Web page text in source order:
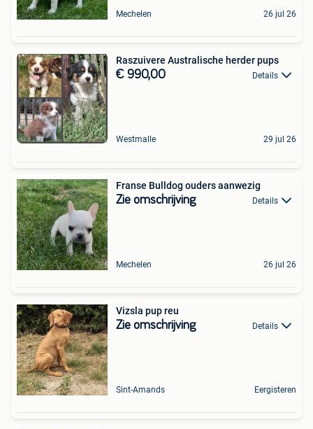
Mechelen 26 jul 26
Raszuivere Australische herder pups
€ 990,00 Details
Westmalle 29 jul 26
Franse Bulldog ouders aanwezig
Zie omschrijving Details
Mechelen 26 jul 26
Vizsla pup reu
Zie omschrijving Details
Sint-Amands Eergisteren